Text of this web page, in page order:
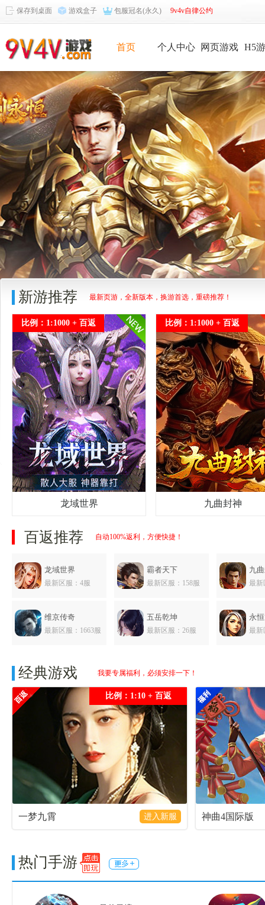
保存到桌面 游戏盒子 包服冠名(永久) 9v4v自律公约
首页 个人中心 网页游戏 H5
新游推荐 最新页游，全新版本，换游首选，重磅推荐！
比例：1:1000 + 百返
龙域世界
比例：1:1000 + 百返
九曲封神
百返推荐 自动100%返利，方便快捷！
龙域世界
最新区服：4服
霸者天下
最新区服：158服
九
最新
维京传奇
最新区服：1663服
五岳乾坤
最新区服：26服
永
最新
三国传说
最新区服：565服
经典游戏 我要专属福利，必须安排一下！
比例：1:10 + 百返
一梦九霄 进入新服 神曲4国际版
热门手游